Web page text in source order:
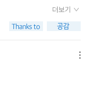
낮은 곳에서 복을 구한
던가. 모든 사람에겐 그
내 키 높이를 열심히
이란 늘 같은 게 아니
고독, 함께 있는 사람
같이 고독한 상태에
이름인줄 모른다. 그러
히도 혼란스러운 내면
은 억압된 감정의 일탈
가라사대 '다른 사람들
, 나 자신의 질서를 발
지구별 여행자 -신영복
설명과 작가인 니코스
던 ‘희랍인 조르바’의
와 느낌이 앤터니 퀸이라
하여 영화화 되었었다
다. 털털하면서도 안
더보기